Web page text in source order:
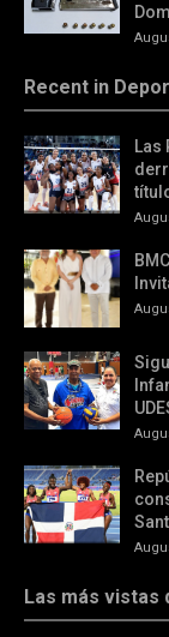
Recent in
Las
Las más vistas